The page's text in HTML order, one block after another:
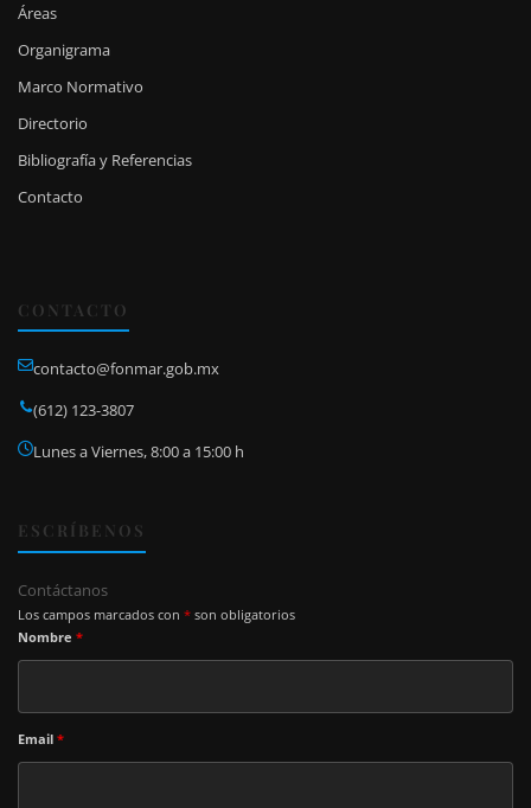
Áreas
Organigrama
Marco Normativo
Directorio
Bibliografía y Referencias
Contacto
CONTACTO
contacto@fonmar.gob.mx
(612) 123-3807
Lunes a Viernes, 8:00 a 15:00 h
ESCRÍBENOS
Contáctanos
Los campos marcados con * son obligatorios
Nombre *
Email *